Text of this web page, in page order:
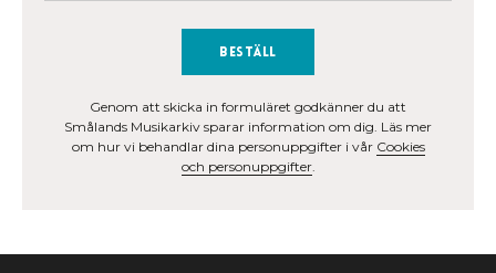
Beställ
Genom att skicka in formuläret godkänner du att
Smålands Musikarkiv sparar information om dig. Läs mer
om hur vi behandlar dina personuppgifter i vår Cookies
och personuppgifter.